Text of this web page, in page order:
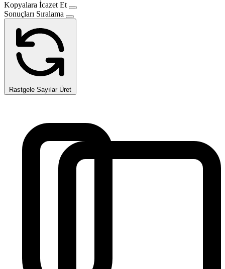
Kopyalara İcazet Et
Sonuçları Sıralama
Rastgele Sayılar Üret